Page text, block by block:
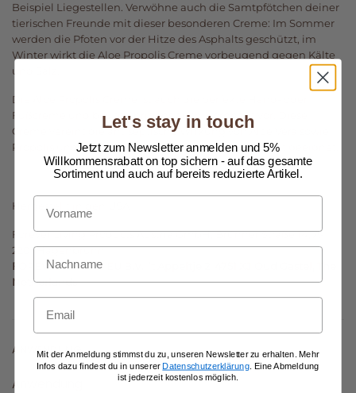
Beispiel Liegestellen. Verwöhne auch die Samtpfötchen deiner
tierischen Freunde mit dieser besonderen Creme: Im Sommer
werden die Pfoten vor der Hitze des Asphalts geschützt, im
Winter wirkt die Aloe Propolis Creme vorbeugend gegen Kälte
und Salz.
Die Aloe Propolis Creme ist auch die perfekte Hand- oder
Fußcreme und beugt übrigens auch Hornhaut vor. Diese
Creme vereint die antiseptische Wirkung von Aloe Vera sowie
Propolis und ist daher auch bestens für unreine Haut geeignet.
Hergestellt in den USA
Forever Living Products Austria GmbH, Brünner Straße 14, A-
2201 Hagenbrunn
FOREVER DIRECT EU B.V., ’t Appeltje 2, 4751 XJ Oud Gastel, The
Netherlands
ANWENDUNG
Anwendung
Let's stay in touch
Jetzt zum Newsletter anmelden und 5%
Willkommensrabatt on top sichern - auf das gesamte
Sortiment und auch auf bereits reduzierte Artikel.
Vorname
Nachname
Email
Mit der Anmeldung stimmst du zu, unseren Newsletter zu erhalten. Mehr
Infos dazu findest du in unsererDatenschutzerklärung . Eine Abmeldung
ist jederzeit kostenlos möglich.